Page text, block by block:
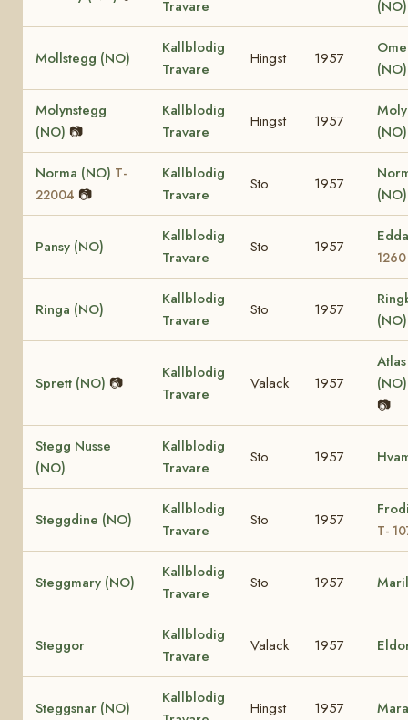
Travare
(NO)
Mollstegg (NO)
Kallblodig
Travare
Hingst 1957
(NO)
Molynstegg
(NO) 📷
Kallblodig
Travare
Hingst 1957
Norma (NO) T-
22004 📷
Kallblodig
Travare
Sto 1957
Pansy (NO)
Kallblodig
Travare
Sto 1957
1260
Ringa (NO)
Kallblodig
Travare
Sto 1957
Sprett (NO) 📷
Kallblodig
Travare
Valack 1957
📷
Stegg Nusse
(NO)
Kallblodig
Travare
Sto 1957
Steggdine (NO)
Kallblodig
Travare
Sto 1957
T-
Steggmary (NO)
Kallblodig
Travare
Sto 1957
Steggor
Kallblodig
Travare
Valack 1957
Steggsnar (NO)
Kallblodig
Hingst 1957